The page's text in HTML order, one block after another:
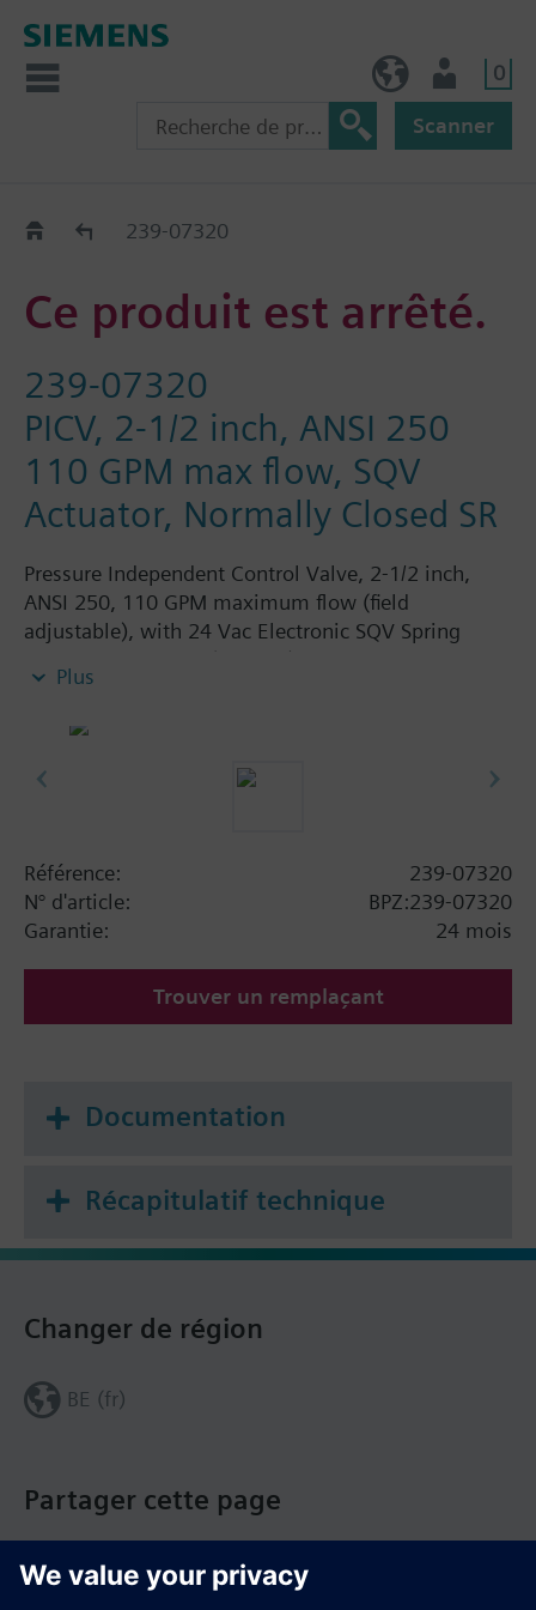
0
Scanner
Old2New239-07320
Ce produit est arrêté.
239-07320
PICV, 2-1/2 inch, ANSI 250
110 GPM max flow, SQV
Actuator, Normally Closed SR
Pressure Independent Control Valve, 2-1/2 inch,
ANSI 250, 110 GPM maximum flow (field
adjustable), with 24 Vac Electronic SQV Spring
Return Actuator, 3P (floating), 0-10V or 4-20mA,
Fail Closed
Plus
Référence:
239-07320
N° d'article:
BPZ:239-07320
Garantie:
24 mois
Trouver un remplaçant
Documentation
Récapitulatif technique
Partager cette page
Changer de région
BE (fr)